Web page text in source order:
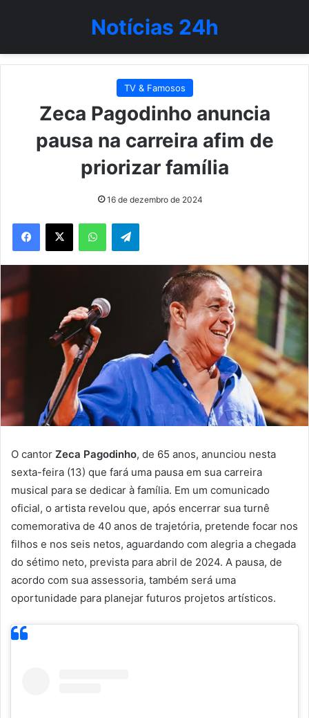
Notícias 24h
TV & Famosos
Zeca Pagodinho anuncia
pausa na carreira afim de
priorizar família
16 de dezembro de 2024
WhatsAppTelegram
O cantor Zeca Pagodinho, de 65 anos, anunciou nesta
sexta-feira (13) que fará uma pausa em sua carreira
musical para se dedicar à família. Em um comunicado
oficial, o artista revelou que, após encerrar sua turnê
comemorativa de 40 anos de trajetória, pretende focar nos
filhos e nos seis netos, aguardando com alegria a chegada
do sétimo neto, prevista para abril de 2024. A pausa, de
acordo com sua assessoria, também será uma
oportunidade para planejar futuros projetos artísticos.